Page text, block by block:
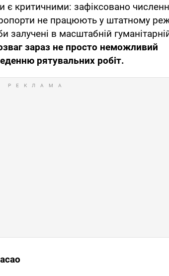
є критичними: зафіксовано
не працюють у штатному
залучені в масштабній
зараз не просто неможливий
рятувальних робіт.